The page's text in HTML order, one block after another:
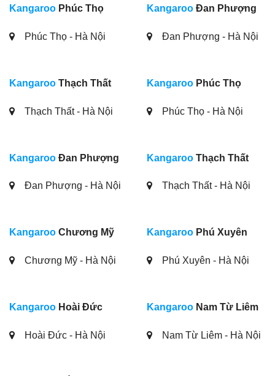
Kangaroo Phúc Thọ
Phúc Thọ - Hà Nội
Kangaroo Đan Phượng
Đan Phượng - Hà Nội
Kangaroo Thạch Thất
Thạch Thất - Hà Nội
Kangaroo Phúc Thọ
Phúc Thọ - Hà Nội
Kangaroo Đan Phượng
Đan Phượng - Hà Nội
Kangaroo Thạch Thất
Thạch Thất - Hà Nội
Kangaroo Chương Mỹ
Chương Mỹ - Hà Nội
Kangaroo Phú Xuyên
Phú Xuyên - Hà Nội
Kangaroo Hoài Đức
Hoài Đức - Hà Nội
Kangaroo Nam Từ Liêm
Nam Từ Liêm - Hà Nội